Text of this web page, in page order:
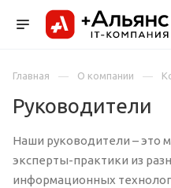
Главная О компании
Руководители
Наши руководители – это
эксперты-практики из
информационных